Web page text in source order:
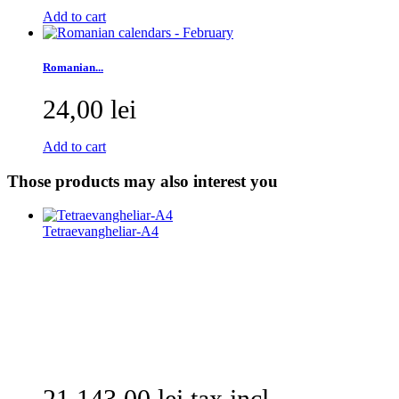
Add to cart
Romanian...
24,00 lei
Add to cart
Those products may also interest you
Tetraevangheliar-A4